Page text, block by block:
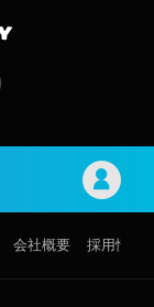
会社概要 採用情報